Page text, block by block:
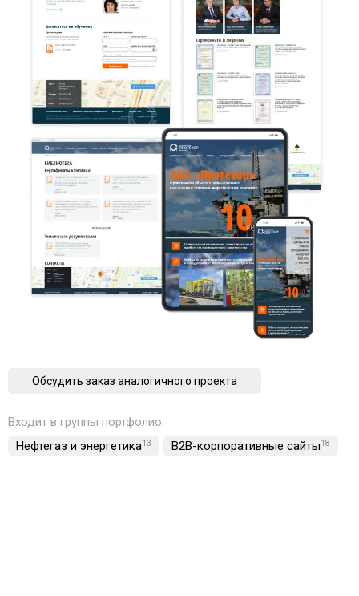
Обсудить заказ аналогичного проекта
Входит в группы портфолио:
Нефтегаз и энергетика13 B2B-корпоративные сайты18